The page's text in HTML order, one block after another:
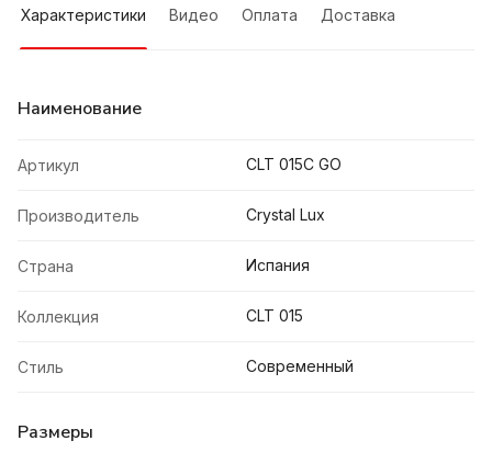
Характеристики Видео Оплата Доставка
Наименование
Артикул CLT 015C GO
Производитель Crystal Lux
Страна Испания
Коллекция CLT 015
Стиль Современный
Размеры